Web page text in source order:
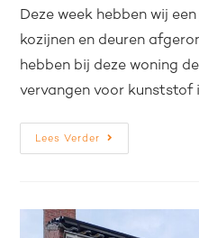
Deze week hebben wij
kozijnen en deuren
hebben bij deze woning
vervangen voor kunststof
Lees Verder